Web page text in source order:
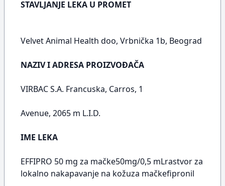
STAVLJANJE LEKA U PROMET
Velvet Animal Health doo, Vrbnička 1b, Beograd
NAZIV I ADRESA PROIZVOĐAČA
VIRBAC S.A. Francuska, Carros, 1
Avenue, 2065 m L.I.D.
IME LEKA
EFFIPRO 50 mg za mačke50mg/0,5 mLrastvor za
lokalno nakapavanje na kožuza mačkefipronil